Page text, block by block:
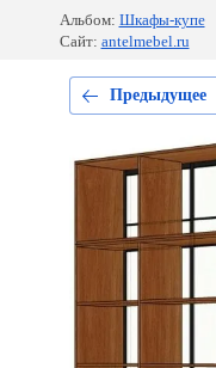
Альбом: Шкафы-купе
Сайт: antelmebel.ru
Предыдущее